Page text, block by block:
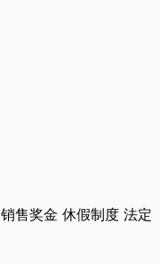
销售奖金 休假制度 法定